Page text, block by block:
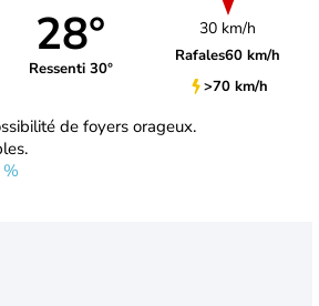
28°
Ressenti 30°
30 km/h
Rafales60 km/h
>70 km/h
de foyers orageux.